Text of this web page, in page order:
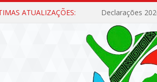
ATUALIZAÇÕES: Declarações